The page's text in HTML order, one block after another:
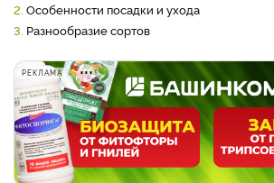
2. Особенности посадки и ухода
3. Разнообразие сортов
РЕКЛАМА